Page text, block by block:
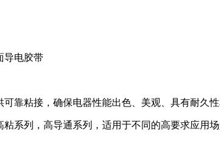
靠粘接，确保电器性能出色、美观、具有耐久性
列，高导通系列，适用于不同的高要求应用场